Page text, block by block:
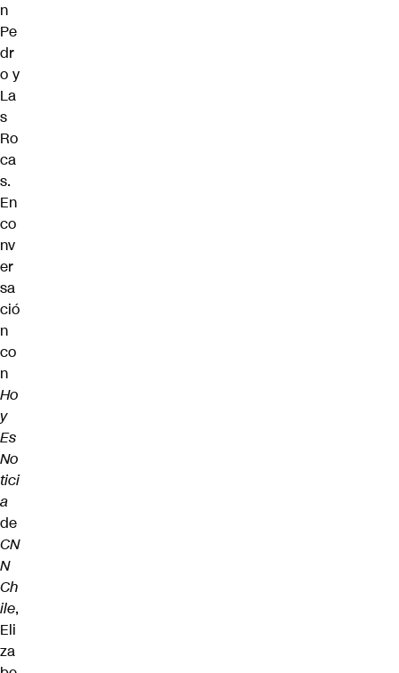
n
Pe
dr
o y
La
s
Ro
ca
s.
En
co
nv
er
sa
ció
n
co
n
Ho
y
Es
No
tici
a
de
CN
N
Ch
ile,
Eli
za